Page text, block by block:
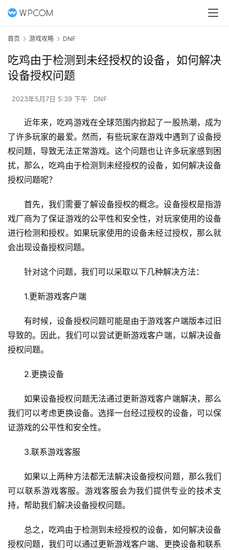
首页 游戏攻略 DNF
吃鸡由于检测到未经授权的设备，如何解决
设备授权问题
2023年5月7日 5:39 下午 DNF
近年来，吃鸡游戏在全球范围内掀起了一股热潮，成为
了许多玩家的最爱。然而，有些玩家在游戏中遇到了设备授
权问题，导致无法正常游戏。这个问题也让许多玩家感到困
扰，那么，吃鸡由于检测到未经授权的设备，如何解决设备
授权问题呢？
首先，我们需要了解设备授权的概念。设备授权是指游
戏厂商为了保证游戏的公平性和安全性，对玩家使用的设备
进行检测和授权。如果玩家使用的设备未经过授权，那么就
会出现设备授权问题。
针对这个问题，我们可以采取以下几种解决方法：
1.更新游戏客户端
有时候，设备授权问题可能是由于游戏客户端版本过旧
导致的。因此，我们可以尝试更新游戏客户端，以解决设备
授权问题。
2.更换设备
如果设备授权问题无法通过更新游戏客户端解决，那么
我们可以考虑更换设备。选择一台经过授权的设备，可以保
证游戏的公平性和安全性。
3.联系游戏客服
如果以上两种方法都无法解决设备授权问题，那么我们
可以联系游戏客服。游戏客服会为我们提供专业的技术支
持，帮助我们解决设备授权问题。
总之，吃鸡由于检测到未经授权的设备，如何解决设备
授权问题，我们可以通过更新游戏客户端、更换设备和联系